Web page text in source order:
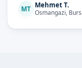
MT Mehmet T.
Osmangazi,